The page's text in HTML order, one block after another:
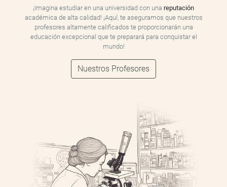
¡Imagina estudiar en una universidad con una reputación
académica de alta calidad! ¡Aquí, te aseguramos que nuestros
profesores altamente calificados te proporcionarán una
educación excepcional que te preparará para conquistar el
mundo!
Nuestros Profesores